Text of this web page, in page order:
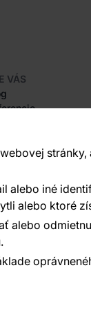
alebo iné
alebo ktoré
VÁS
otázky